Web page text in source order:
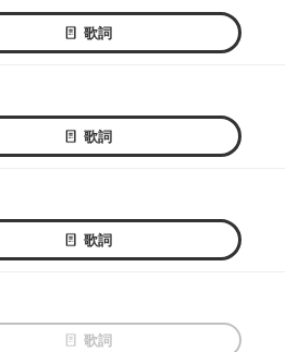
歌詞
歌詞
歌詞
歌詞